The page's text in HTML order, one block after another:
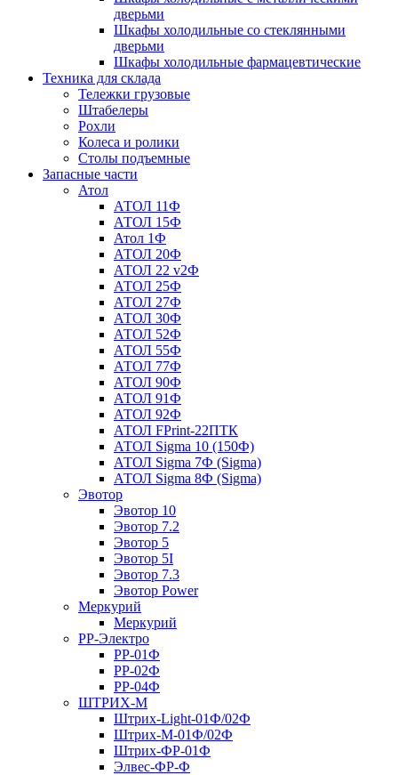
дверьми
Шкафы холодильные со стеклянными
дверьми
Шкафы холодильные фармацевтические
Техника для склада
Тележки грузовые
Штабелеры
Рохли
Колеса и ролики
Столы подъемные
Запасные части
Атол
АТОЛ 11Ф
АТОЛ 15Ф
Атол 1Ф
АТОЛ 20Ф
АТОЛ 22 v2Ф
АТОЛ 25Ф
АТОЛ 27Ф
АТОЛ 30Ф
АТОЛ 52Ф
АТОЛ 55Ф
АТОЛ 77Ф
АТОЛ 90Ф
АТОЛ 91Ф
АТОЛ 92Ф
АТОЛ FPrint-22ПТК
АТОЛ Sigma 10 (150Ф)
АТОЛ Sigma 7Ф (Sigma)
АТОЛ Sigma 8Ф (Sigma)
Эвотор
Эвотор 10
Эвотор 7.2
Эвотор 5
Эвотор 5I
Эвотор 7.3
Эвотор Power
Меркурий
Меркурий
РР-Электро
РР-01Ф
РР-02Ф
РР-04Ф
ШТРИХ-М
Штрих-Light-01Ф/02Ф
Штрих-М-01Ф/02Ф
Штрих-ФР-01Ф
Элвес-ФР-Ф